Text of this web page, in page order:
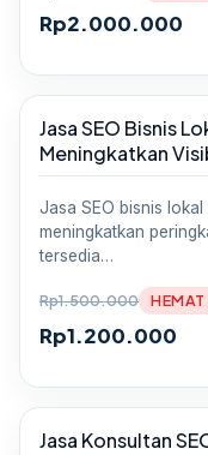
Rp2.000.000
Sale
Jasa SEO Bisnis
Meningkatkan
Jasa SEO bisnis
meningkatkan
tersedia…
Rp1.500.000
Rp1.200.000
Sale
Jasa Konsultan